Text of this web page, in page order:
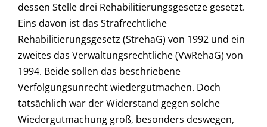
dessen Stelle drei Rehabilitierungsgesetze gesetzt.
Eins davon ist das Strafrechtliche
Rehabilitierungsgesetz (StrehaG) von 1992 und ein
zweites das Verwaltungsrechtliche (VwRehaG) von
1994. Beide sollen das beschriebene
Verfolgungsunrecht wiedergutmachen. Doch
tatsächlich war der Widerstand gegen solche
Wiedergutmachung groß, besonders deswegen,